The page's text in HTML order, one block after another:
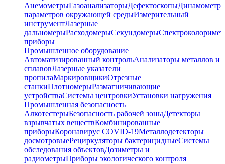
АнемометрыГазоанализаторыДефектоскопы
параметров окружающей средыИзмерительный
инструментЛазерные
дальномерыРасходомерыСекундомеры
приборы
Промышленное оборудование
Автоматизированный контрольАнализаторы металлов и
сплавовЛазерные указатели
пропилаМаркировщикиОтрезные
станкиПлотномерыРазмагничивающие
устройстваСистемы центровкиУстановки нагружения
Промышленная безопасность
АлкотестерыБезопасность рабочей зоныДетекторы
взрывчатых веществКомбинированные
приборыКоронавирус COVID-19Металлодетекторы
досмотровыеРециркуляторы бактерицидныеСистемы
обследования объектовДозиметры и
радиометрыПриборы экологического контроля